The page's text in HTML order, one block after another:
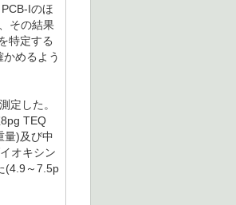
Iのほ
その結果
特定する
めるよう
定した。
TEQ
量)及び中
オキシン
(4.9～7.5p